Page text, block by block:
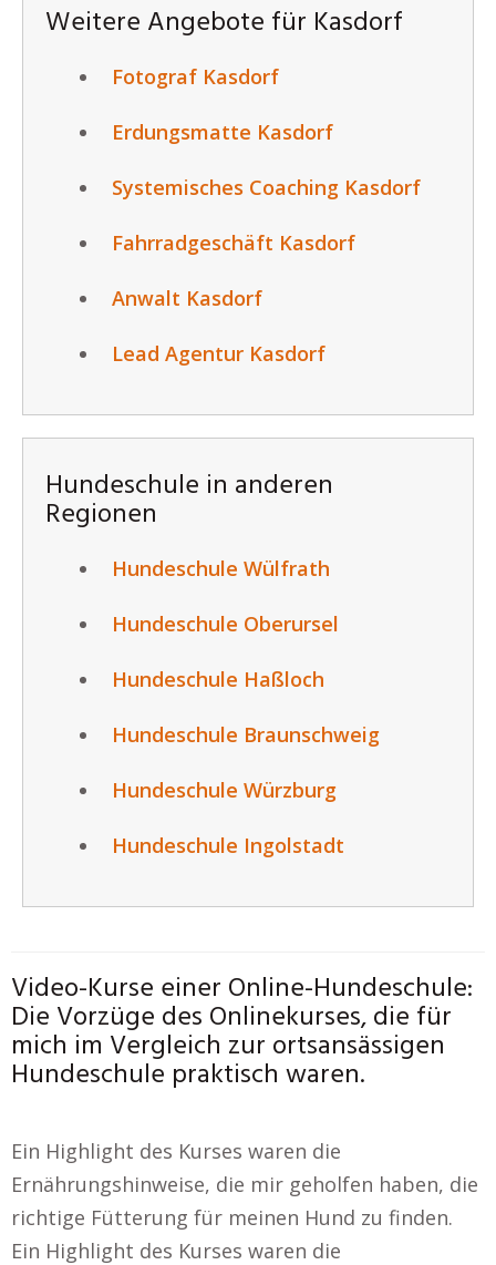
Weitere Angebote für Kasdorf
Fotograf Kasdorf
Erdungsmatte Kasdorf
Systemisches Coaching Kasdorf
Fahrradgeschäft Kasdorf
Anwalt Kasdorf
Lead Agentur Kasdorf
Hundeschule in anderen
Regionen
Hundeschule Wülfrath
Hundeschule Oberursel
Hundeschule Haßloch
Hundeschule Braunschweig
Hundeschule Würzburg
Hundeschule Ingolstadt
Video-Kurse einer Online-Hundeschule:
Die Vorzüge des Onlinekurses, die für
mich im Vergleich zur ortsansässigen
Hundeschule praktisch waren.
Ein Highlight des Kurses waren die
Ernährungshinweise, die mir geholfen haben, die
richtige Fütterung für meinen Hund zu finden.
Ein Highlight des Kurses waren die